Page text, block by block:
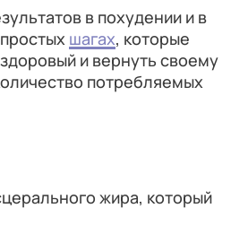
в похудении и в
шагах, которые
и вернуть своему
потребляемых
жира, который